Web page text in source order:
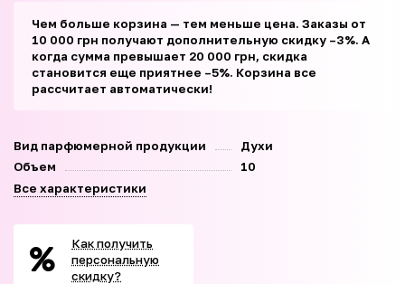
Чем больше корзина — тем меньше цена. Заказы от
10 000 грн получают дополнительную скидку –3%. А
когда сумма превышает 20 000 грн, скидка
становится еще приятнее –5%. Корзина все
рассчитает автоматически!
Вид парфюмерной продукции
Духи
Объем
10
Все характеристики
Как получить
персональную
скидку?